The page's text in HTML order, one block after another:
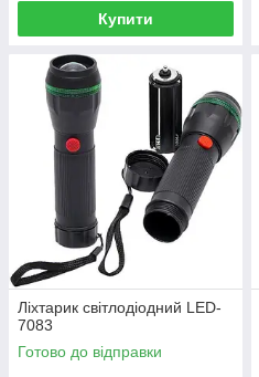
Купити
Ліхтарик світлодіодний LED-
7083
Готово до відправки